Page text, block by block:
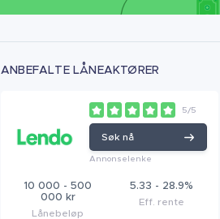
ANBEFALTE LÅNEAKTØRER
5/5
Søk nå
Annonselenke
10 000 - 500
000 kr
Lånebeløp
5.33 - 28.9%
Eff. rente